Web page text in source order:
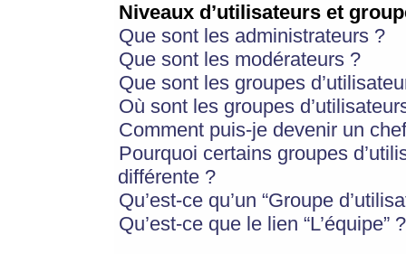
Niveaux d’utilisateurs et
Que sont les administrateurs ?
Que sont les modérateurs ?
Que sont les groupes
Où sont les groupes
Comment puis-je devenir un
Pourquoi certains groupes
différente ?
Qu’est-ce qu’un “Groupe
Qu’est-ce que le lien “L’équipe” ?